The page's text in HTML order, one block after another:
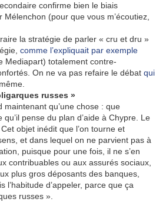
confirme bien le biais
(pour que vous m’écoutiez,
la stratégie de parler « cru et dru »
comme l’expliquait par exemple
Mediapart) totalement contre-
On ne va pas refaire le débat qui
russes »
maintenant qu’une chose : que
pense du plan d’aide à Chypre. Le
objet inédit que l’on tourne et
et dans lequel on ne parvient pas à
puisque pour une fois, il ne s’en
contribuables ou aux assurés sociaux,
plus gros déposants des banques,
l’habitude d’appeler, parce que ça
russes ».